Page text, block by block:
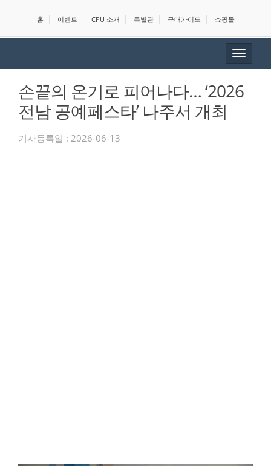
홈 이벤트 CPU 소개 특별관 구매가이드 쇼핑몰
Toggle
손끝의 온기로 피어나다… ‘2026
전남 공예페스타’ 나주서 개최
기사등록일 : 2026-06-13